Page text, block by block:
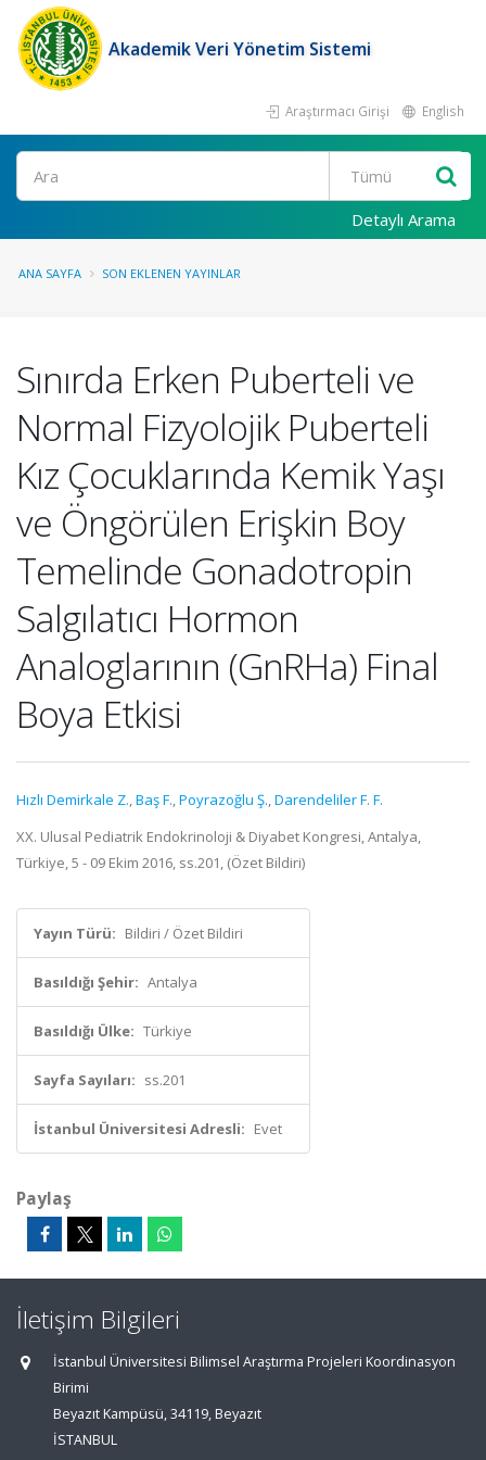
Akademik Veri Yönetim Sistemi
Araştırmacı Girişi English
Ara
Detaylı Arama
ANA SAYFA SON EKLENEN YAYINLAR
Sınırda Erken Puberteli ve
Normal Fizyolojik Puberteli
Kız Çocuklarında Kemik Yaşı
ve Öngörülen Erişkin Boy
Temelinde Gonadotropin
Salgılatıcı Hormon
Analoglarının (GnRHa) Final
Boya Etkisi
Hızlı Demirkale Z.,Baş F.,Poyrazoğlu Ş.,Darendeliler F. F.
XX. Ulusal Pediatrik Endokrinoloji & Diyabet Kongresi, Antalya,
Türkiye, 5 - 09 Ekim 2016, ss.201, (Özet Bildiri)
Yayın Türü: Bildiri / Özet Bildiri
Basıldığı Şehir: Antalya
Basıldığı Ülke: Türkiye
Sayfa Sayıları: ss.201
İstanbul Üniversitesi Adresli: Evet
Paylaş
İletişim Bilgileri
İstanbul Üniversitesi Bilimsel Araştırma Projeleri Koordinasyon
Birimi
Beyazıt Kampüsü, 34119, Beyazıt
İSTANBUL